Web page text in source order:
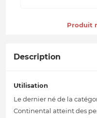
Produit
Description
Utilisation
Le dernier né de la
Continental atteint des